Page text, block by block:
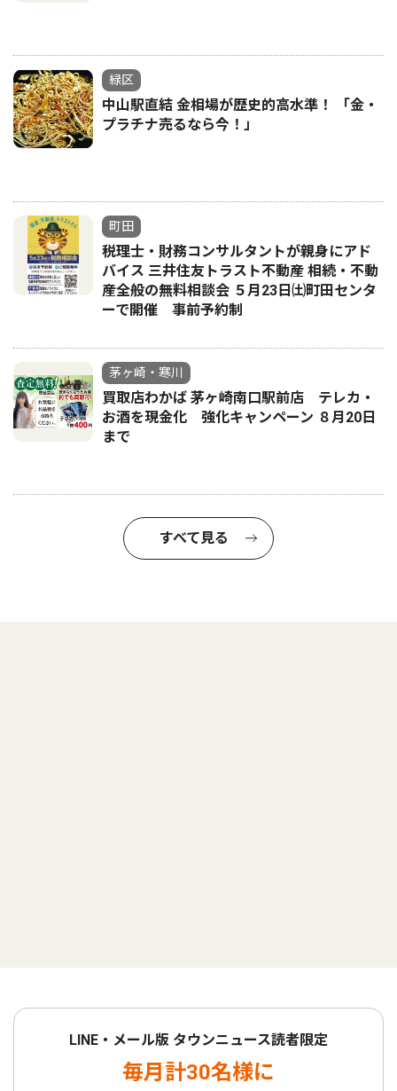
緑区
中山駅直結 金相場が歴史的高水準！ 「金・
プラチナ売るなら今！」
町田
税理士・財務コンサルタントが親身にアド
バイス 三井住友トラスト不動産 相続・不動
産全般の無料相談会 ５月23日㈯町田センタ
ーで開催 事前予約制
茅ヶ崎・寒川
買取店わかば 茅ヶ崎南口駅前店 テレカ・
お酒を現金化 強化キャンペーン ８月20日
まで
すべて見る
LINE・メール版 タウンニュース読者限定
毎月計30名様に